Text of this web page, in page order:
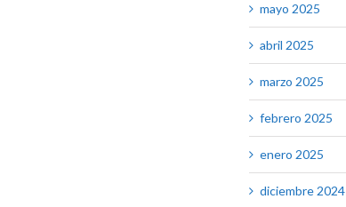
mayo 2025
abril 2025
marzo 2025
febrero 2025
enero 2025
diciembre 2024